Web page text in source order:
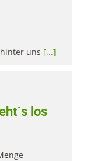
uns [...]
los